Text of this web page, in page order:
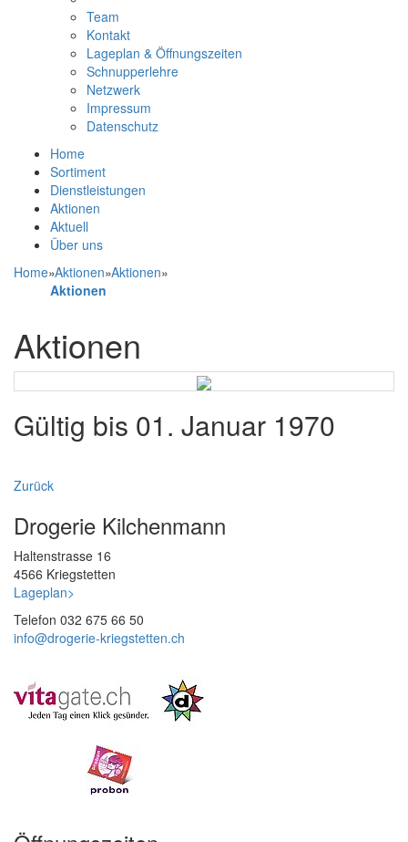
Team
Kontakt
Lageplan & Öffnungszeiten
Schnupperlehre
Netzwerk
Impressum
Datenschutz
Home
Sortiment
Dienstleistungen
Aktionen
Aktuell
Über uns
Home»Aktionen»Aktionen»
Aktionen
Aktionen
Gültig bis 01. Januar 1970
Zurück
Drogerie Kilchenmann
Haltenstrasse 16
4566 Kriegstetten
Lageplan>
Telefon 032 675 66 50
info@drogerie-kriegstetten.ch